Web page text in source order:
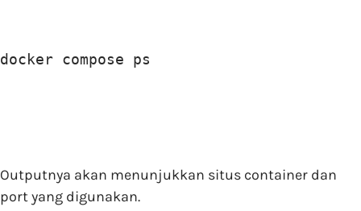
docker compose ps
Outputnya akan menunjukkan situs container dan
port yang digunakan.